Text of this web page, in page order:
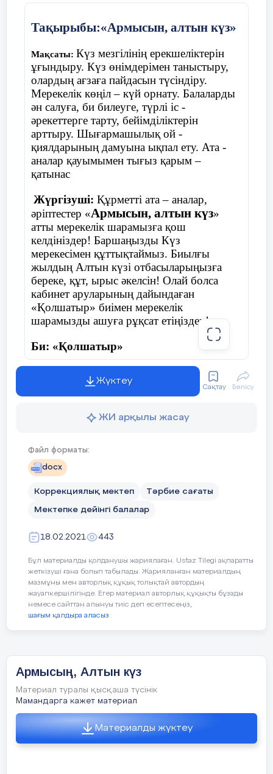
қолшатырдың жанына тұрады. Музыка
ойналады балалар билеп жүреді, музыка
тоқтағанда балалар қолшатырдың жанына
тұра қалу керек, қай балаға қолшатыр
жетпей қалса , сол бала ойыннан шығып
отырады.
Тақырыбы:«Армысын, алтын күз»
Мақсаты: Күз мезгілінің ерекшеліктерін
ұғындыру. Күз өнімдерімен таныстыру,
олардың ағзаға пайдасын түсіндіру.
Мерекелік көңіл – күй орнату. Балаларды
ән салуға, би билеуге, түрлі іс -
әрекеттерге тарту, бейімділіктерін
арттыру. Шығармашылық ой -
қиялдарының дамуына ықпал ету. Ата -
аналар қауымымен тығыз қарым –
қатынас
Жүргізуші: Құрметті ата – аналар,
әріптестер «Армысын, алтын күз»
атты мерекелік шарамызға қош
келдініздер! Баршаңызды Күз
мерекесімен құттықтаймыз. Биылғы
жылдың Алтын күзі отбасыларыңызға
береке, құт, ырыс әкелсін! Олай болса
кабинет аруларының дайындаған
«Қолшатыр» биімен мерекелік
шарамызды ашуға рұқсат етіңіздер!
Би: «Қолшатыр»
Армасыздар, халайық,
Бармысыздар, халайық!
Күзгі тойды жұп жазбай,
Бірге қарсы алайық!
Дидактикалық ойын: «Дәміне қарай
ажырат.»
Жемістердің аттарын атап, қышқыл, тәтті,
дәмдерін ажырата білуге үйрету.
Ойын: «Тамшылар мен жапырақтар»
Жерде шашылып жатқан тамшылар мен
жапырақтарды жинау. Тамшыларды
«Кім жылдам?»
Үстелдің үстінде шашылып жатқан
жемістер мен көкөністерді ажыратады
Жүктеу
Сақтау Бөлісу
ЖИ арқылы жасау
Файл форматы:
docx
Коррекциялық мектеп Тәрбие сағаты
Мектепке дейінгі балалар
18.02.2021 443
Бұл материалды қолданушы жариялаған. Ustaz Tilegi ақпаратты
жеткізуші ғана болып табылады. Жарияланған материалдың
мазмұны мен авторлық құқық толықтай автордың
жауапкершілігінде. Егер материал авторлық құқықты бұзады
немесе сайттан алынуы тиіс деп есептесеңіз,
шағым қалдыра аласыз
Армысың, Алтын күз
Материал туралы қысқаша түсінік
Мамандарга кажет материал
Материалды жүктеу